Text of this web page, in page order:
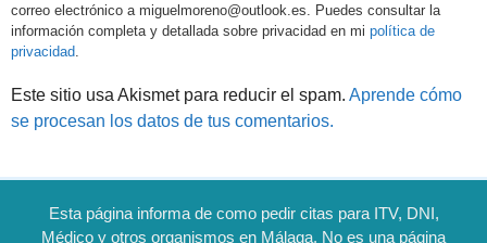
correo electrónico a miguelmoreno@outlook.es. Puedes consultar la
información completa y detallada sobre privacidad en mi política de
privacidad
Este sitio usa Akismet para reducir el spam. Aprende cómo
se procesan los datos de tus comentarios.
Esta página informa de como pedir citas para ITV, DNI,
Médico y otros organismos en Málaga. No es una página